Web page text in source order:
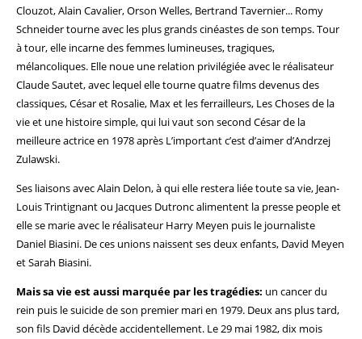
Clouzot, Alain Cavalier, Orson Welles, Bertrand Tavernier... Romy
Schneider tourne avec les plus grands cinéastes de son temps. Tour
à tour, elle incarne des femmes lumineuses, tragiques,
mélancoliques. Elle noue une relation privilégiée avec le réalisateur
Claude Sautet, avec lequel elle tourne quatre films devenus des
classiques, César et Rosalie, Max et les ferrailleurs, Les Choses de la
vie et une histoire simple, qui lui vaut son second César de la
meilleure actrice en 1978 après L’important c’est d’aimer d’Andrzej
Zulawski.
Ses liaisons avec Alain Delon, à qui elle restera liée toute sa vie, Jean-
Louis Trintignant ou Jacques Dutronc alimentent la presse people et
elle se marie avec le réalisateur Harry Meyen puis le journaliste
Daniel Biasini. De ces unions naissent ses deux enfants, David Meyen
et Sarah Biasini.
Mais sa vie est aussi marquée par les tragédies: un cancer du
rein puis le suicide de son premier mari en 1979. Deux ans plus tard,
son fils David décède accidentellement. Le 29 mai 1982, dix mois